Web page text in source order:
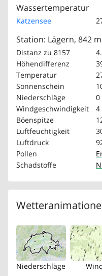
Wassertemperatur
Katzensee
Station: Lägern, 842
Distanz zu 8157
Höhendifferenz
Temperatur
Sonnenschein
Niederschläge
0
Windgeschwindigkeit
4
Böenspitze
Luftfeuchtigkeit
Luftdruck
Pollen
Schadstoffe
Niederschläge